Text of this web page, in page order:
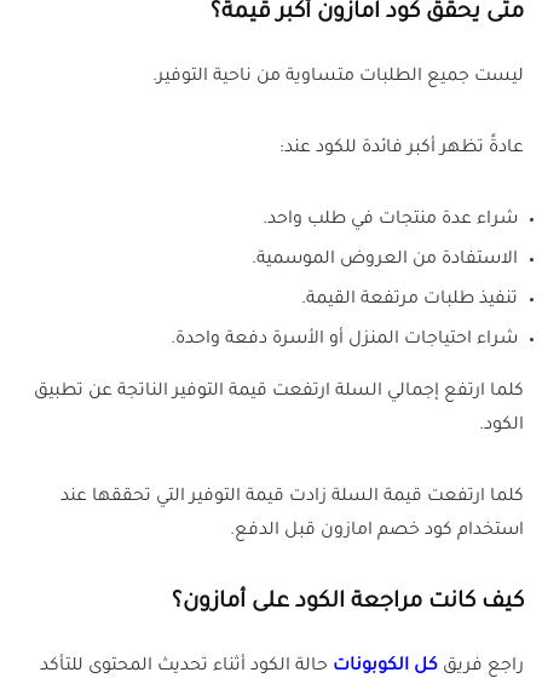
متى يحقق كود امازون أكبر قيمة؟
ليست جميع الطلبات متساوية من ناحية التوفير.
عادةً تظهر أكبر فائدة للكود عند:
شراء عدة منتجات في طلب واحد.
الاستفادة من العروض الموسمية.
تنفيذ طلبات مرتفعة القيمة.
شراء احتياجات المنزل أو الأسرة دفعة واحدة.
كلما ارتفع إجمالي السلة ارتفعت قيمة التوفير الناتجة عن تطبيق
الكود.
كلما ارتفعت قيمة السلة زادت قيمة التوفير التي تحققها عند
استخدام كود خصم امازون قبل الدفع.
كيف كانت مراجعة الكود على أمازون؟
راجع فريق كل الكوبونات حالة الكود أثناء تحديث المحتوى للتأكد